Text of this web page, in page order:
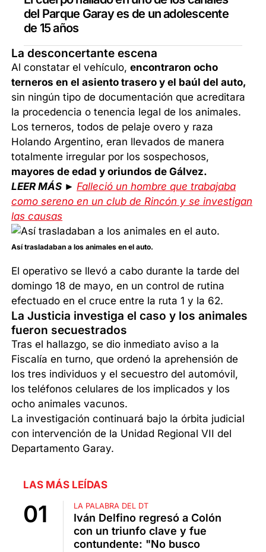
del Parque Garay es de un adolescente
de 15 años
La desconcertante escena
Al constatar el vehículo,encontraron ocho
terneros en el asiento trasero y el baúl del auto,
sin ningún tipo de documentación que acreditara
la procedencia o tenencia legal de los animales.
Los terneros, todos de pelaje overo y raza
Holando Argentino, eran llevados de manera
totalmente irregular por los sospechosos,
mayores de edad y oriundos de Gálvez.
LEER MÁS ►Falleció un hombre que trabajaba
como sereno en un club de Rincón y se investigan
las causas
Así trasladaban a los animales en el auto.
El operativo se llevó a cabo durante la tarde del
domingo 18 de mayo, en un control de rutina
efectuado en el cruce entre la ruta 1 y la 62.
La Justicia investiga el caso y los animales
fueron secuestrados
Tras el hallazgo, se dio inmediato aviso a la
Fiscalía en turno, que ordenó la aprehensión de
los tres individuos y el secuestro del automóvil,
los teléfonos celulares de los implicados y los
ocho animales vacunos.
La investigación continuará bajo la órbita judicial
con intervención de la Unidad Regional VII del
Departamento Garay.
LAS MÁS LEÍDAS
LA PALABRA DEL DT
Iván Delfino regresó a Colón
con un triunfo clave y fue
contundente: "No busco